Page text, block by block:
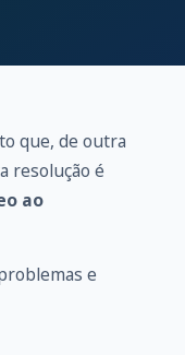
que, de outra
resolução é
ao
e